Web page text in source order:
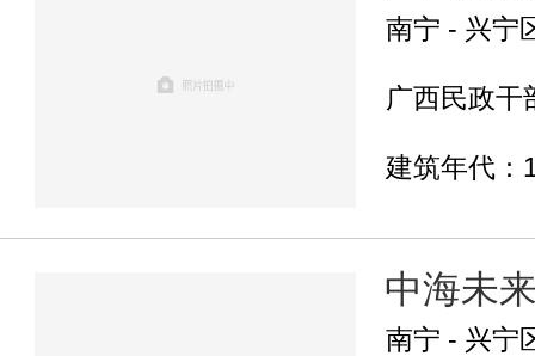
南宁 - 兴宁
广西民政干
建筑年代：
中海未
南宁 - 兴宁